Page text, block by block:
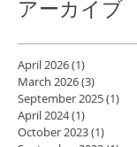
アーカイブ
April 2026(1)
March 2026(3)
September 2025(1)
April 2024(1)
October 2023(1)